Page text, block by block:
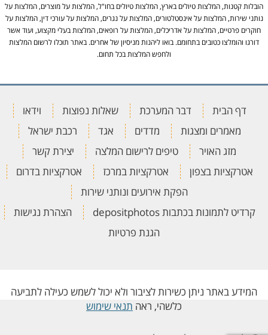
הובלות קטנות, המלצות טיולים בארץ, המלצות טיולים בחו"ל, המלצות על מוצרים, המלצות על
נותני שירות, המלצות על אינסטלטורים, המלצות על נגרים, המלצות על עורכי דין, המלצות על
חוקרים פרטיים, המלצות על אדריכלים, המלצות על רופאים, המלצות בעלי מקצוע, ועוד אשר
דורגו והומלצו כטובים בתחומם. בואו ליהנות מניסיון של אחרים. באתר תוכלו לרשום המלצות
ולחפש המלצות בכל תחום.
דף הבית דבר המערכת שאלות נפוצות
וידאו
מאמרים ומצגות
מדדים אגד
רכבת ישראל
מזג האויר
טיפים לרישום המלצה
יצירת קשר
אטרקציות בצפון
אטרקציות במרכז
אטרקציות בדרום
הפקת אירועים ונותני שירות
קרדיט לתמונות בכתבות depositphotos
הצהרת נגישות
הגנת פרטיות
המידע באתר ניתן כשירות לציבור ולא יכול לשמש כעילה לתביעה
כלשהי, ראה תנאי שימוש